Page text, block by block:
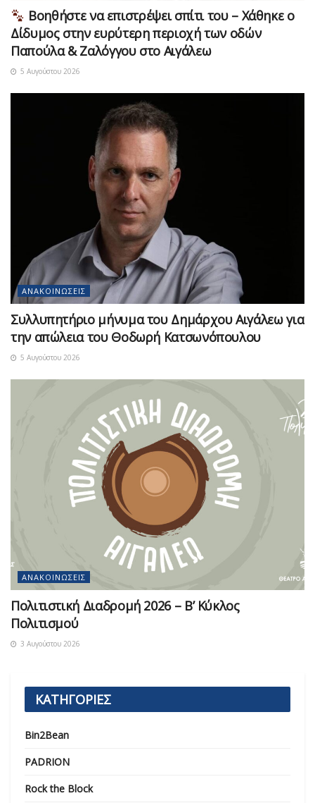
Βοηθήστε να επιστρέψει σπίτι του – Χάθηκε ο
Δίδυμος στην ευρύτερη περιοχή των οδών
Παπούλα & Ζαλόγγου στο Αιγάλεω
5 Αυγούστου 2026
ΑΝΑΚΟΙΝΏΣΕΙΣ
Συλλυπητήριο μήνυμα του Δημάρχου Αιγάλεω για
την απώλεια του Θοδωρή Κατσωνόπουλου
5 Αυγούστου 2026
ΑΝΑΚΟΙΝΏΣΕΙΣ
Πολιτιστική Διαδρομή 2026 – Β’ Κύκλος
Πολιτισμού
3 Αυγούστου 2026
ΚΑΤΗΓΟΡΙΕΣ
Bin2Bean
PADRION
Rock the Block